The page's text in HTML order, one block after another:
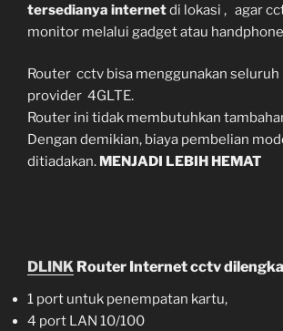
tersedianya internetdi lokasi , agar
monitor melalui gadget atau
Router cctv bisa menggunakan seluruh
provider 4GLTE.
Router ini tidak membutuhkan
Dengan demikian, biaya pembelian
ditiadakan. MENJADI LEBIH HEMAT
DLINK Router Internet cctv
1 port untuk penempatan kartu,
4 port LAN 10/100